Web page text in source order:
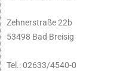
Zehnerstraße 22b
53498 Bad Breisig
Tel.: 02633/4540-0